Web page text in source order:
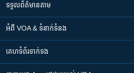
ទទួល​ព័ត៌មាន​តាម
អំពី​ VOA & ទំនាក់ទំនង
គេហទំព័រ​​ទាក់ទង